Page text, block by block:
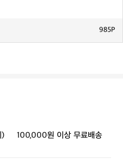
985P
) 100,000원 이상 무료배송